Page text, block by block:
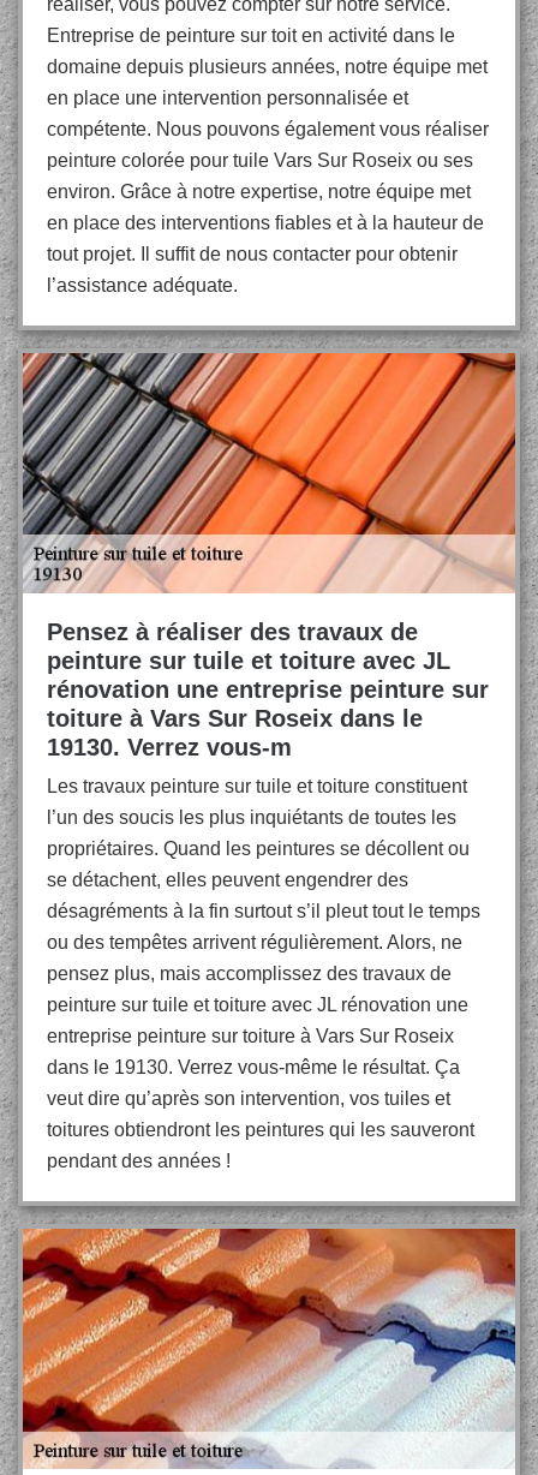
réaliser, vous pouvez compter sur notre service.
Entreprise de peinture sur toit en activité dans le
domaine depuis plusieurs années, notre équipe met
en place une intervention personnalisée et
compétente. Nous pouvons également vous réaliser
peinture colorée pour tuile Vars Sur Roseix ou ses
environ. Grâce à notre expertise, notre équipe met
en place des interventions fiables et à la hauteur de
tout projet. Il suffit de nous contacter pour obtenir
l’assistance adéquate.
Pensez à réaliser des travaux de
peinture sur tuile et toiture avec JL
rénovation une entreprise peinture sur
toiture à Vars Sur Roseix dans le
19130. Verrez vous-m
Les travaux peinture sur tuile et toiture constituent
l’un des soucis les plus inquiétants de toutes les
propriétaires. Quand les peintures se décollent ou
se détachent, elles peuvent engendrer des
désagréments à la fin surtout s’il pleut tout le temps
ou des tempêtes arrivent régulièrement. Alors, ne
pensez plus, mais accomplissez des travaux de
peinture sur tuile et toiture avec JL rénovation une
entreprise peinture sur toiture à Vars Sur Roseix
dans le 19130. Verrez vous-même le résultat. Ça
veut dire qu’après son intervention, vos tuiles et
toitures obtiendront les peintures qui les sauveront
pendant des années !